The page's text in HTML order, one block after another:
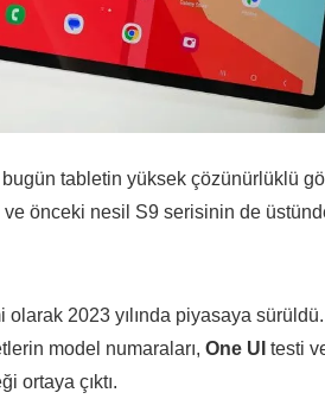
tabletin yüksek çözünürlüklü
önceki nesil S9 serisinin de
2023 yılında piyasaya
model numaraları, One UI testi
ortaya çıktı.